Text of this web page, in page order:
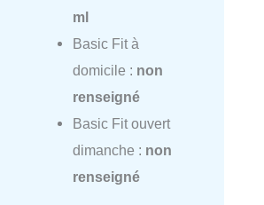
ml
Basic Fit à
domicile : non
renseigné
Basic Fit ouvert
dimanche : non
renseigné